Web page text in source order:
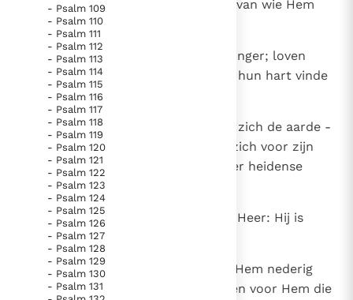
- Psalm 109
- Psalm 110
- Psalm 111
- Psalm 112
- Psalm 113
- Psalm 114
- Psalm 115
- Psalm 116
- Psalm 117
- Psalm 118
- Psalm 119
- Psalm 120
- Psalm 121
- Psalm 122
- Psalm 123
- Psalm 124
- Psalm 125
- Psalm 126
- Psalm 127
- Psalm 128
- Psalm 129
- Psalm 130
- Psalm 131
mijn geloften ik in ten overstaan van wie Hem
vrezen.
Eenmaal stillen de armen hun honger; loven
mogen de Heer die Hem zoeken; hun hart vinde
leven voor immer.
In dit weten bekeert tot de Heer zich de aarde -
tot haar verste grenzen, buigen zich voor zijn
aangezicht neer alle stammen der heidense
volken.
Want de koningsmacht is aan de Heer: Hij is
heerser over de volkeren.
Dan zullen wie rijk zijn op aarde Hem nederig
hulde bewijzen, dan zullen knielen voor Hem die